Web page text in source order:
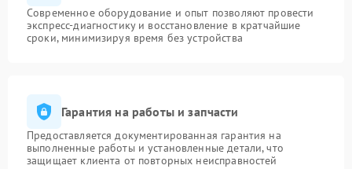
Современное оборудование и опыт позволяют провести
экспресс-диагностику и восстановление в кратчайшие
сроки, минимизируя время без устройства
Гарантия на работы и запчасти
Предоставляется документированная гарантия на
выполненные работы и установленные детали, что
защищает клиента от повторных неисправностей